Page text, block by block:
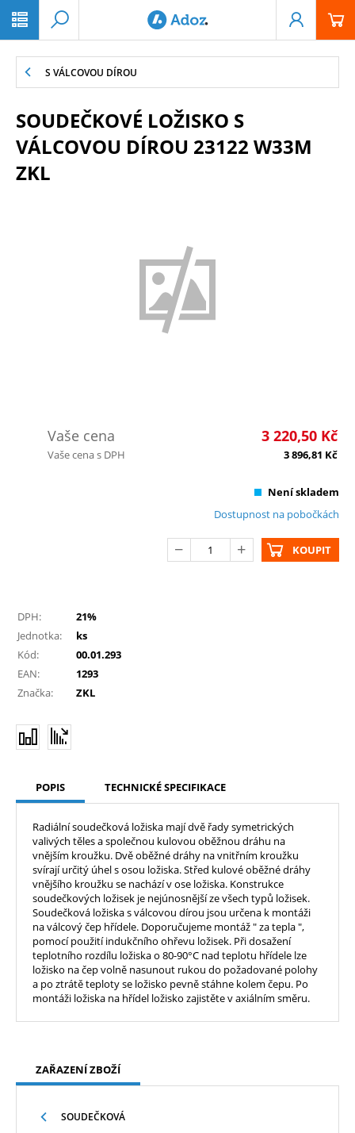
S VÁLCOVOU DÍROU
SOUDEČKOVÉ LOŽISKO S
VÁLCOVOU DÍROU 23122 W33M
ZKL
Vaše cena 3 220,50 Kč
Vaše cena s DPH 3 896,81 Kč
Není skladem
Dostupnost na pobočkách
KOUPIT
DPH:
21%
Jednotka:
ks
Kód:
00.01.293
EAN:
1293
Značka:
ZKL
POPIS TECHNICKÉ SPECIFIKACE
Radiální soudečková ložiska mají dvě řady symetrických
valivých těles a společnou kulovou oběžnou dráhu na
vnějším kroužku. Dvě oběžné dráhy na vnitřním kroužku
svírají určitý úhel s osou ložiska. Střed kulové oběžné dráhy
vnějšího kroužku se nachází v ose ložiska. Konstrukce
soudečkových ložisek je nejúnosnější ze všech typů ložisek.
Soudečková ložiska s válcovou dírou jsou určena k montáži
na válcový čep hřídele. Doporučujeme montáž " za tepla ",
pomocí použití indukčního ohřevu ložisek. Při dosažení
teplotního rozdílu ložiska o 80-90°C nad teplotu hřídele lze
ložisko na čep volně nasunout rukou do požadované polohy
a po ztrátě teploty se ložisko pevně stáhne kolem čepu. Po
montáži ložiska na hřídel ložisko zajistěte v axiálním směru.
ZAŘAZENÍ ZBOŽÍ
SOUDEČKOVÁ